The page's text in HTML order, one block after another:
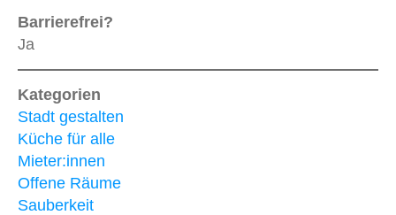
Barrierefrei?
Ja
Kategorien
Stadt gestalten
Küche für alle
Mieter:innen
Offene Räume
Sauberkeit